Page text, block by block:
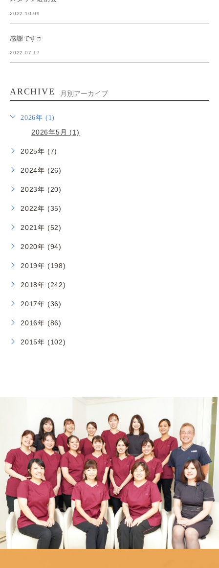
2022.10.09
感謝ですෆ̈
2022.07.17
ARCHIVE 月別アーカイブ
2026年 (1)
2026年5月 (1)
2025年 (7)
2024年 (26)
2023年 (20)
2022年 (35)
2021年 (52)
2020年 (94)
2019年 (198)
2018年 (242)
2017年 (36)
2016年 (86)
2015年 (102)